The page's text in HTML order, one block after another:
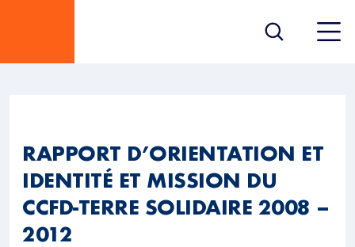
RAPPORT D’ORIENTATION ET
IDENTITÉ ET MISSION DU
CCFD-TERRE SOLIDAIRE 2008 –
2012